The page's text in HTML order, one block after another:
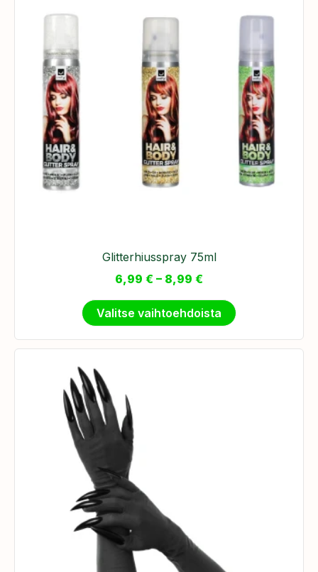
Glitterhiusspray 75ml
6,99 € – 8,99 €
Valitse vaihtoehdoista